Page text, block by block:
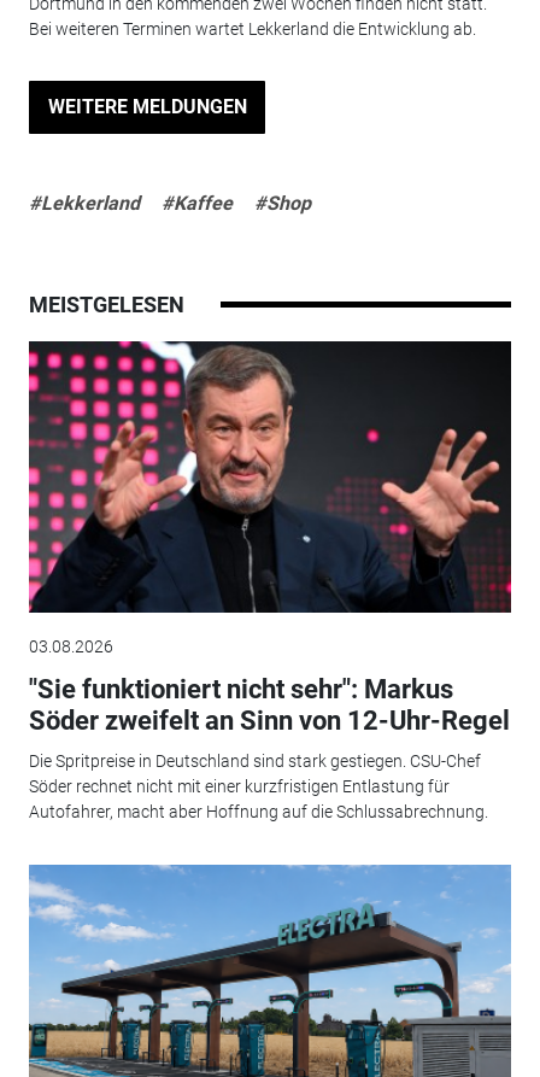
Bei weiteren Terminen wartet Lekkerland die Entwicklung ab.
WEITERE MELDUNGEN
#Lekkerland #Kaffee #Shop
MEISTGELESEN
03.08.2026
"Sie funktioniert nicht sehr": Markus
Söder zweifelt an Sinn von 12-Uhr-Regel
Die Spritpreise in Deutschland sind stark gestiegen. CSU-Chef
Söder rechnet nicht mit einer kurzfristigen Entlastung für
Autofahrer, macht aber Hoffnung auf die Schlussabrechnung.